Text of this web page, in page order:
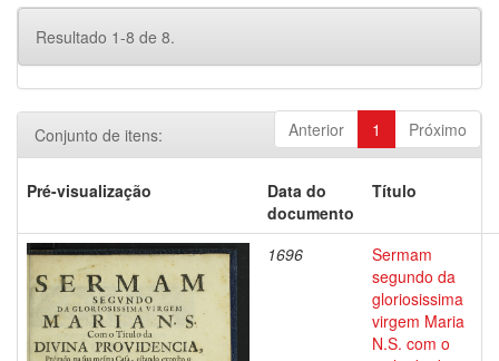
Resultado 1-8 de 8.
Anterior 1 Próximo
Conjunto de itens:
Pré-visualização
Data do
documento
Título
1696
Sermam
segundo da
gloriosissima
virgem Maria
N.S. com o